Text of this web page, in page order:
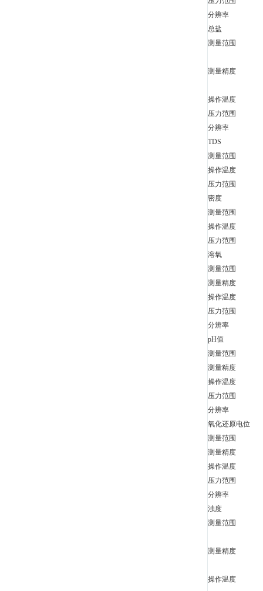
分辨率
总盐
测量范围
测量精度
操作温度
压力范围
分辨率
TDS
测量范围
操作温度
压力范围
密度
测量范围
操作温度
压力范围
溶氧
测量范围
测量精度
操作温度
压力范围
分辨率
pH值
测量范围
测量精度
操作温度
压力范围
分辨率
氧化还原电位
测量范围
测量精度
操作温度
压力范围
分辨率
浊度
测量范围
测量精度
操作温度